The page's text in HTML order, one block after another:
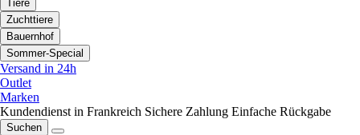
Tiere
Zuchttiere
Bauernhof
Sommer-Special
Versand in 24h
Outlet
Marken
Kundendienst in Frankreich Sichere Zahlung Einfache Rückgabe
Suchen